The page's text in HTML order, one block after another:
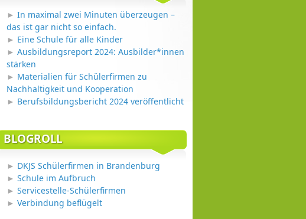
In maximal zwei Minuten überzeugen –
das ist gar nicht so einfach.
Eine Schule für alle Kinder
Ausbildungsreport 2024: Ausbilder*innen
stärken
Materialien für Schülerfirmen zu
Nachhaltigkeit und Kooperation
Berufsbildungsbericht 2024 veröffentlicht
BLOGROLL
DKJS Schülerfirmen in Brandenburg
Schule im Aufbruch
Servicestelle-Schülerfirmen
Verbindung beflügelt